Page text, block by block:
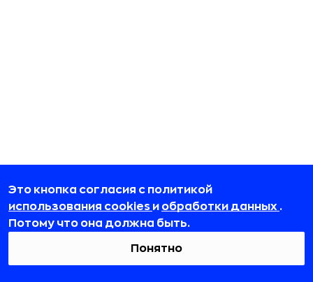
Это кнопка согласия с политикой
использования cookies и обработки данных .
Потому что она должна быть.
Понятно